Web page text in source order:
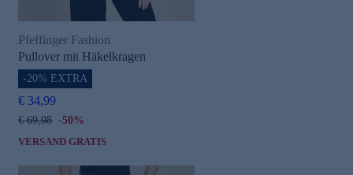
Pfeffinger Fashion
Pullover mit Häkelkragen
-20% EXTRA
€ 34,99
€ 69,98 -50%
VERSAND GRATIS